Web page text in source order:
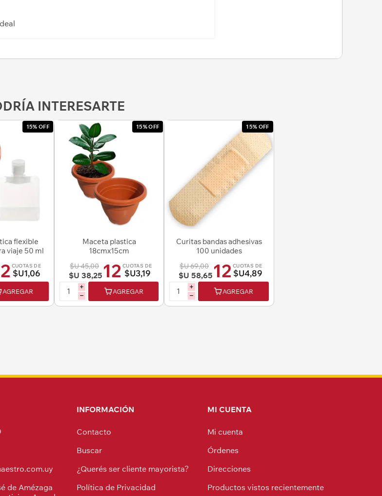
INTERESARTE
15% OFF
flexible
viaje 50 ml
CUOTAS DE
$U1,06
AGREGAR
15% OFF
Maceta plastica
18cmx15cm
$U 45,00
$U 38,25 12 CUOTAS DE
$U3,19
i
h
AGREGAR
15% OFF
Curitas bandas adhesivas
100 unidades
$U 69,00
$U 58,65 12 CUOTAS DE
$U4,89
i
h
AGREGAR
de Amézaga
INFORMACIÓN
Contacto
Buscar
¿Querés ser cliente mayorista?
Política de Privacidad
MI CUENTA
Mi cuenta
Órdenes
Direcciones
Productos vistos recientemente